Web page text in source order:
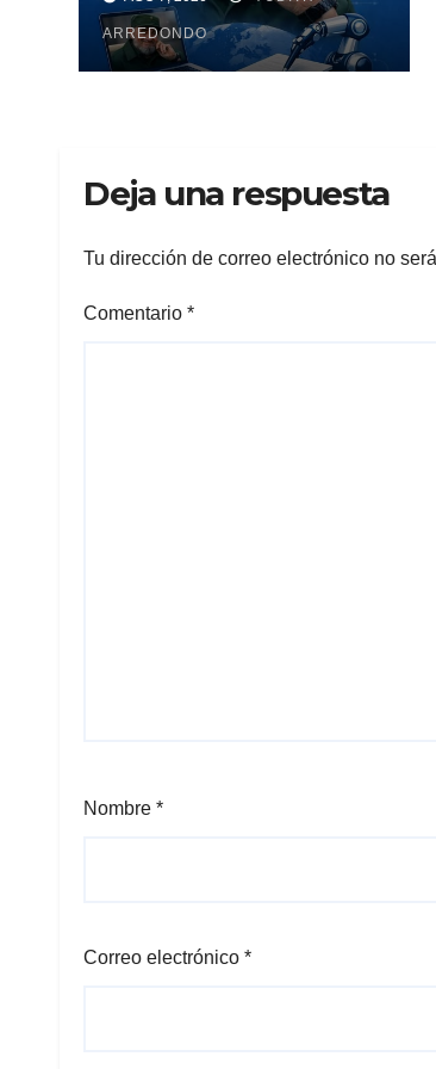
ARREDONDO
Deja una respuesta
Tu dirección de correo electrónico no
Comentario *
Nombre *
Correo electrónico *